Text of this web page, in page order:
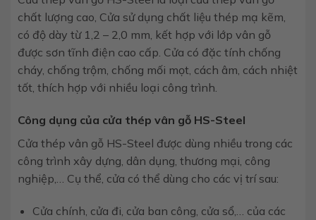
chất lượng cao, Cửa sử dụng chất liệu thép mạ kẽm,
có độ dày từ 1,2 – 2,0 mm, kết hợp với lớp vân gỗ
được sơn tĩnh điện cao cấp. Cửa có đặc tính chống
cháy, chống trộm, chống mối mọt, cách âm, cách nhiệt
tốt, thích hợp với nhiều loại công trình.
Công dụng của cửa thép vân gỗ HS-Steel
Cửa thép vân gỗ HS-Steel được dùng nhiều trong các
công trình xây dựng, dân dụng, thương mại, công
nghiệp,… Cụ thể, cửa có thể dùng cho các vị trí sau:
Cửa chính, cửa đi, cửa ban công, cửa sổ,… của các